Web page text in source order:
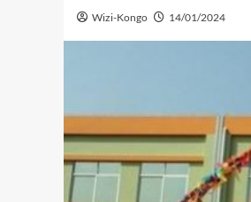
Wizi-Kongo 14/01/2024